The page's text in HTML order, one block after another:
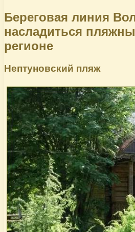
Береговая линия
насладиться
регионе
Нептуновский пляж